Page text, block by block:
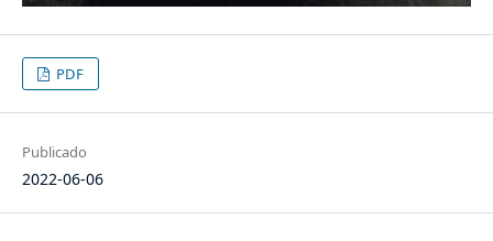
PDF
Publicado
2022-06-06